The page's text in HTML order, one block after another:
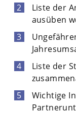
Liste der
ausüben
Liste der
Wichtige